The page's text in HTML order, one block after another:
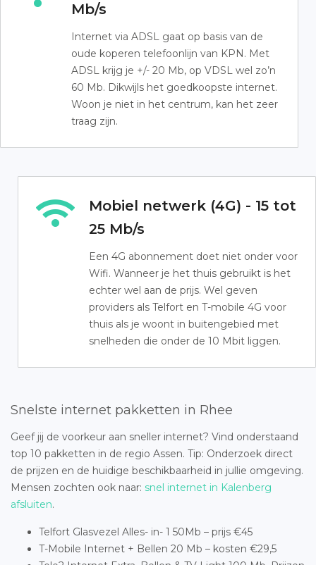
Mb/s
Internet via ADSL gaat op basis van de
oude koperen telefoonlijn van KPN. Met
ADSL krijg je +/- 20 Mb, op VDSL wel zo’n
60 Mb. Dikwijls het goedkoopste internet.
Woon je niet in het centrum, kan het zeer
traag zijn.
Mobiel netwerk (4G) - 15 tot
25 Mb/s
Een 4G abonnement doet niet onder voor
Wifi. Wanneer je het thuis gebruikt is het
echter wel aan de prijs. Wel geven
providers als Telfort en T-mobile 4G voor
thuis als je woont in buitengebied met
snelheden die onder de 10 Mbit liggen.
Snelste internet pakketten in Rhee
Geef jij de voorkeur aan sneller internet? Vind onderstaand
top 10 pakketten in de regio Assen. Tip: Onderzoek direct
de prijzen en de huidige beschikbaarheid in jullie omgeving.
Mensen zochten ook naar: snel internet in Kalenberg
afsluiten.
Telfort Glasvezel Alles- in- 1 50Mb – prijs €45
T-Mobile Internet + Bellen 20 Mb – kosten €29,5